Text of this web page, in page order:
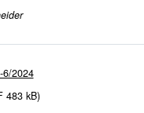
6/2024
483 kB)